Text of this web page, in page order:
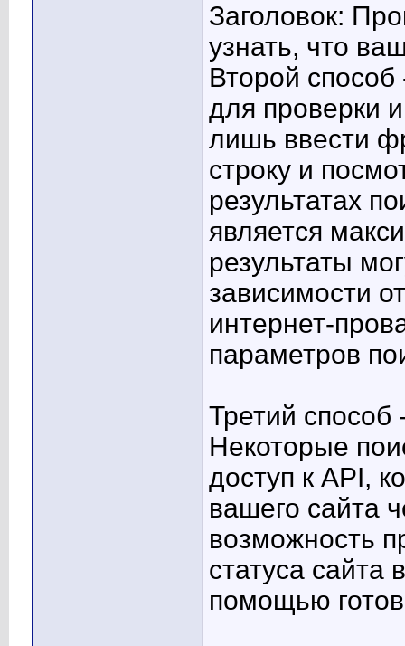
Заголовок:
узнать, что
Второй
для проверки
лишь ввести
строку и
результатах
является
результаты
зависимости
интернет-
параметров
Третий способ
Некоторые
доступ к API,
вашего сайта
возможность
статуса сайта
помощью